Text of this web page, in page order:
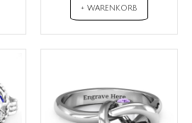
+ WARENKORB